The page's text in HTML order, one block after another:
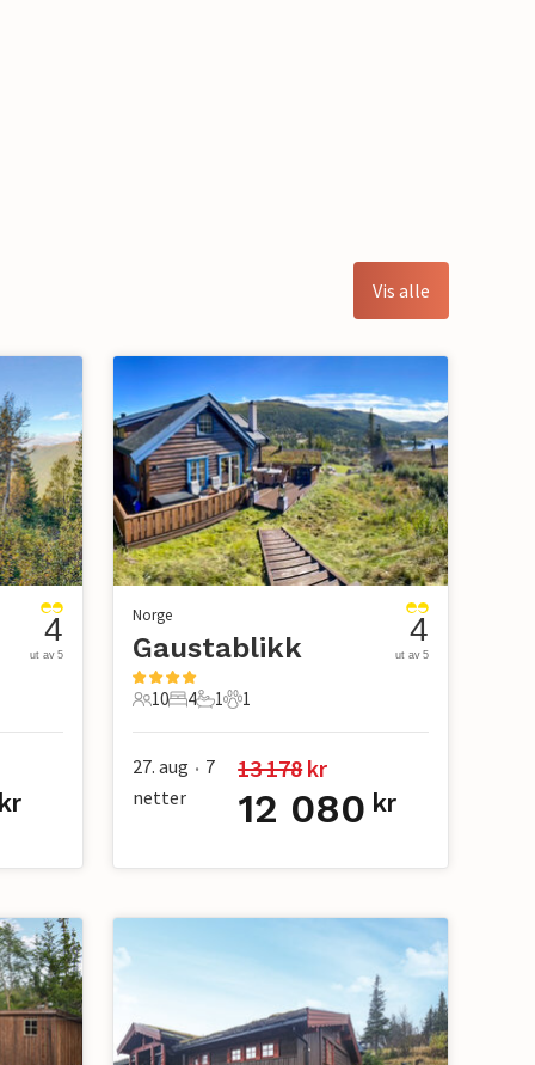
Vis alle
4
ut av 5
Norge
Gaustablikk
10 Gjester
10
4 Soverom
4
1 Bad
1
1 Kjæledyr
1
4
ut av 5
27. aug • 7
netter
13 178 kr
12 080 kr